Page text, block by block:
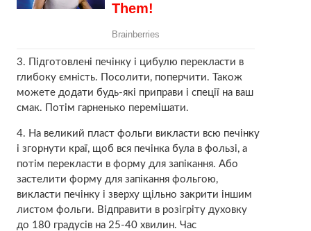
3. Підготовлені печінку і цибулю перекласти в
глибоку ємність. Посолити, поперчити. Також
можете додати будь-які приправи і спеції на ваш
смак. Потім гарненько перемішати.
4. На великий пласт фольги викласти всю печінку
і згорнути краї, щоб вся печінка була в фользі, а
потім перекласти в форму для запікання. Або
застелити форму для запікання фольгою,
викласти печінку і зверху щільно закрити іншим
листом фольги. Відправити в розігріту духовку
до 180 градусів на 25-40 хвилин. Час